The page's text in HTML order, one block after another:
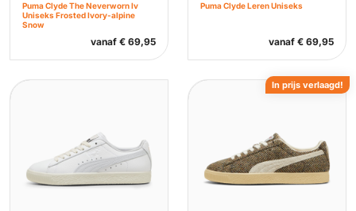
Puma Clyde The Neverworn Iv
Uniseks Frosted Ivory-alpine
Snow
vanaf € 69,95
Puma Clyde Leren Uniseks
vanaf € 69,95
In prijs verlaagd!